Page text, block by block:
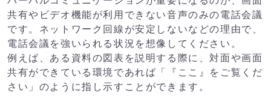
共有やビデオ機能が利用できない音声のみの電話会議
です。ネットワーク回線が安定しないなどの理由で、
電話会議を強いられる状況を想像してください。
例えば、ある資料の図表を説明する際に、対面や画面
共有ができている環境であれば「『ここ』をご覧くだ
さい」のように指し示すことができます。